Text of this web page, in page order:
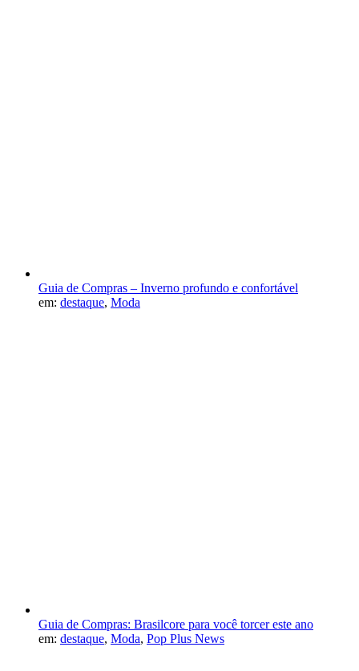
Guia de Compras – Inverno profundo e confortável
em: destaque, Moda
Guia de Compras: Brasilcore para você torcer este ano
em: destaque, Moda, Pop Plus News